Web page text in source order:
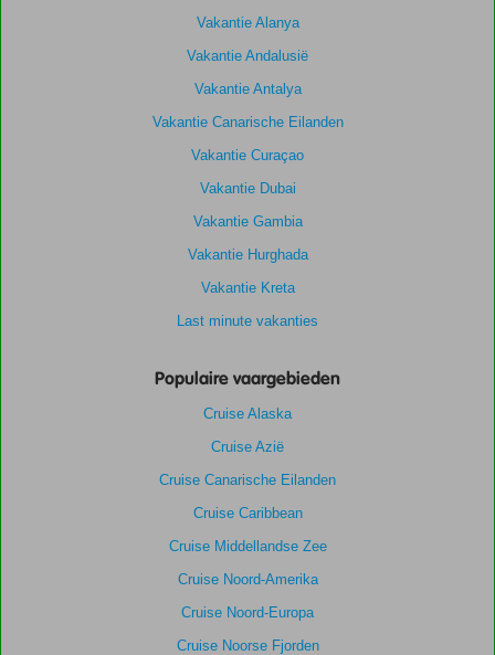
Vakantie Alanya
Vakantie Andalusië
Vakantie Antalya
Vakantie Canarische Eilanden
Vakantie Curaçao
Vakantie Dubai
Vakantie Gambia
Vakantie Hurghada
Vakantie Kreta
Last minute vakanties
Populaire vaargebieden
Cruise Alaska
Cruise Azië
Cruise Canarische Eilanden
Cruise Caribbean
Cruise Middellandse Zee
Cruise Noord-Amerika
Cruise Noord-Europa
Cruise Noorse Fjorden